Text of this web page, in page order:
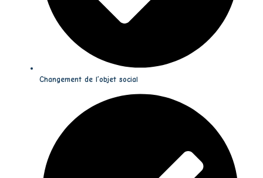
Changement de l’objet social